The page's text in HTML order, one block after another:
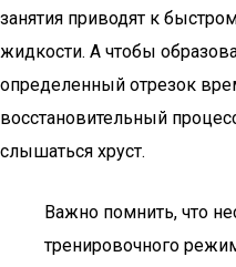
занятия приводят к
жидкости. А чтобы
определенный отрезок
восстановительный
слышаться хруст.
Важно помнить, что
тренировочного